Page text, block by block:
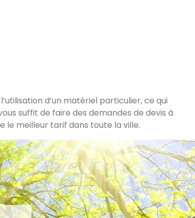
d’un matériel particulier, ce qui
suffit de faire des demandes de devis à
le meilleur tarif dans toute la ville.